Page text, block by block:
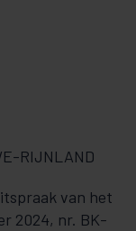
RIJNLAND
van het
2024, nr. BK-